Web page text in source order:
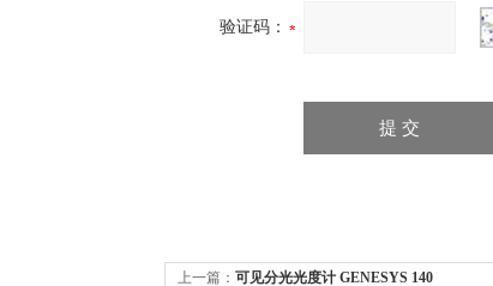
验证码：
上一篇： 可见分光光度计 GENESYS 140